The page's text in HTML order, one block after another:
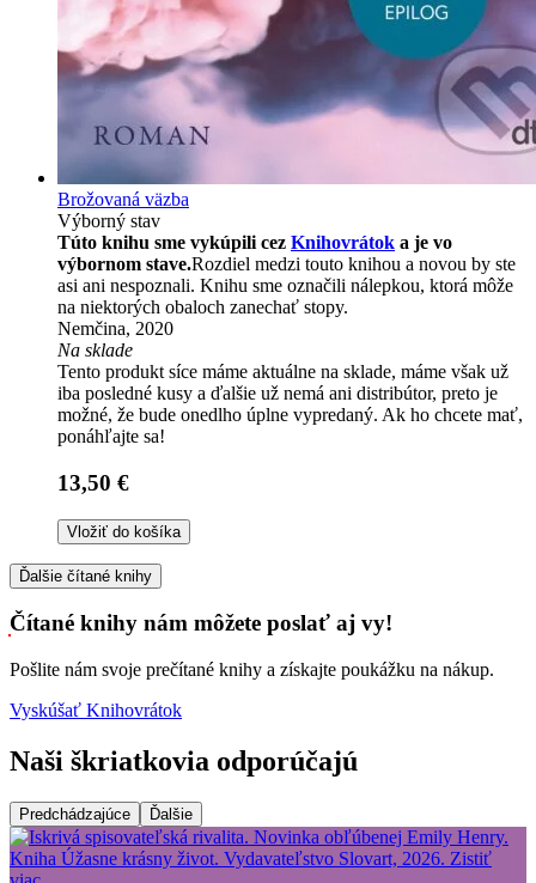
Brožovaná väzba
Výborný stav
Túto knihu sme vykúpili cez Knihovrátok a je vo
výbornom stave.Rozdiel medzi touto knihou a novou by ste
asi ani nespoznali. Knihu sme označili nálepkou, ktorá môže
na niektorých obaloch zanechať stopy.
Nemčina, 2020
Na sklade
Tento produkt síce máme aktuálne na sklade, máme však už
iba posledné kusy a ďalšie už nemá ani distribútor, preto je
možné, že bude onedlho úplne vypredaný. Ak ho chcete mať,
ponáhľajte sa!
13,50 €
Vložiť do košíka
Ďalšie čítané knihy
Čítané knihy nám môžete poslať aj vy!
Pošlite nám svoje prečítané knihy a získajte poukážku na nákup.
Vyskúšať Knihovrátok
Naši škriatkovia odporúčajú
Predchádzajúce Ďalšie